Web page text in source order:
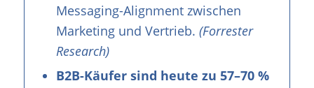
Messaging-Alignment zwischen
Marketing und Vertrieb. (Forrester
Research)
B2B-Käufer sind heute zu 57–70 %